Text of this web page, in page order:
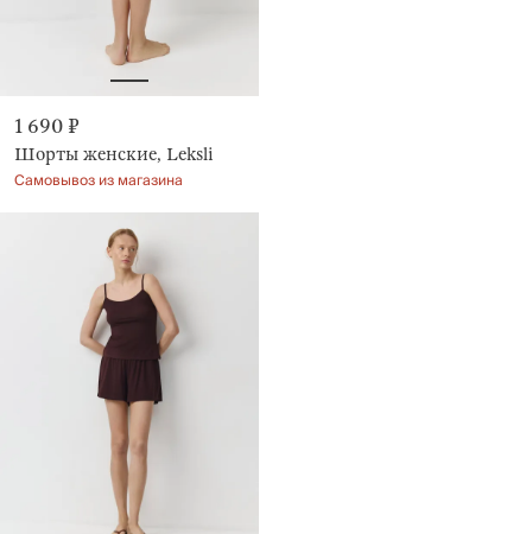
1 690 ₽
Шорты женские, Leksli
Самовывоз из магазина